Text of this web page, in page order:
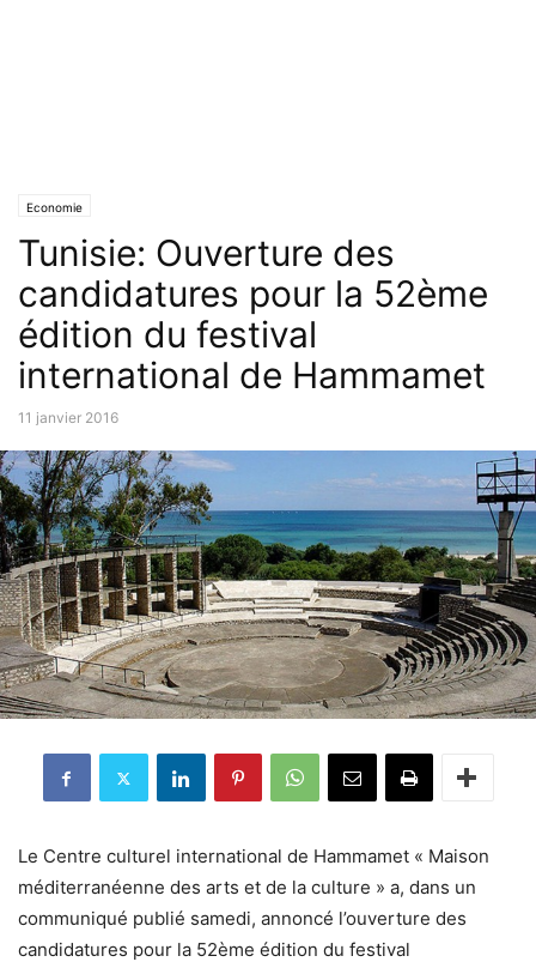
Economie
Tunisie: Ouverture des
candidatures pour la 52ème
édition du festival
international de Hammamet
11 janvier 2016
Le Centre culturel international de Hammamet « Maison
méditerranéenne des arts et de la culture » a, dans un
communiqué publié samedi, annoncé l’ouverture des
candidatures pour la 52ème édition du festival